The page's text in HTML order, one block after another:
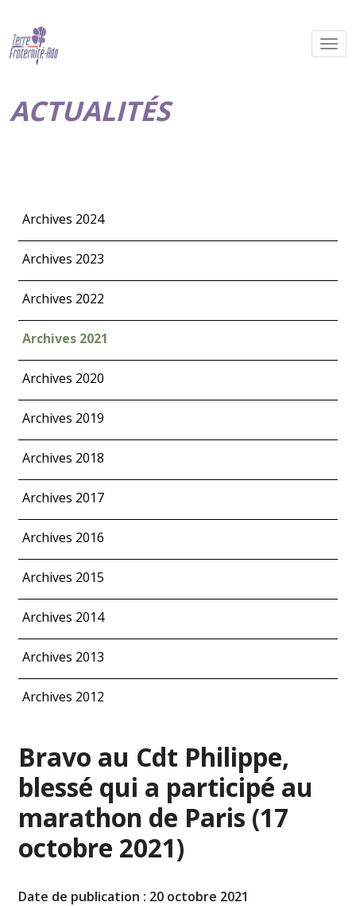
ACTUALITÉS
Archives 2024
Archives 2023
Archives 2022
Archives 2021
Archives 2020
Archives 2019
Archives 2018
Archives 2017
Archives 2016
Archives 2015
Archives 2014
Archives 2013
Archives 2012
Bravo au Cdt Philippe,
blessé qui a participé au
marathon de Paris (17
octobre 2021)
Date de publication : 20 octobre 2021